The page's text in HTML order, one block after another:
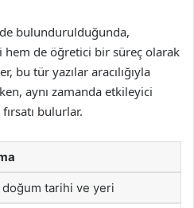
bulundurulduğunda,
hem de öğretici bir süreç olarak
bu tür yazılar aracılığıyla
aynı zamanda etkileyici
bulurlar.
tarihi ve yeri